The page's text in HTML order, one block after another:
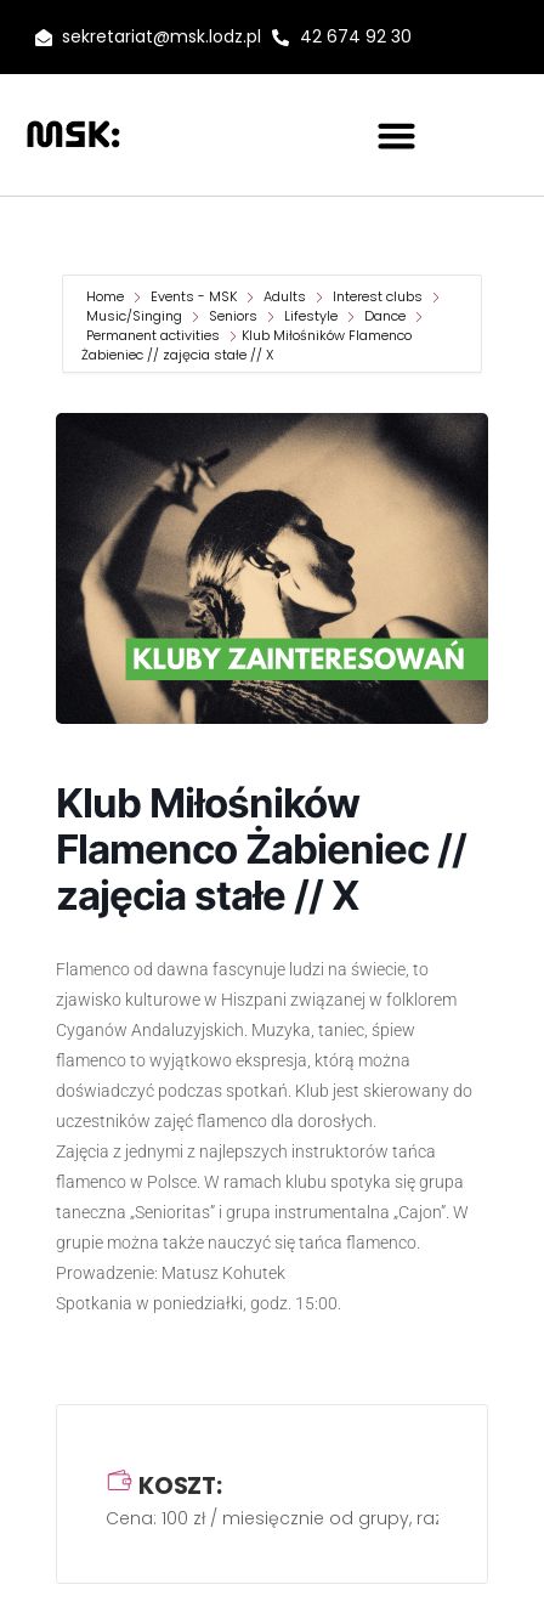
sekretariat@msk.lodz.pl 42 674 92 30
Home Events - MSK Adults
Interest clubs
Music/Singing
Seniors Lifestyle
Dance
Permanent activities
Klub Miłośników Flamenco
Żabieniec // zajęcia stałe // X
Klub Miłośników
Flamenco Żabieniec //
zajęcia stałe // X
Flamenco od dawna fascynuje ludzi na świecie, to
zjawisko kulturowe w Hiszpani związanej w folklorem
Cyganów Andaluzyjskich. Muzyka, taniec, śpiew
flamenco to wyjątkowo ekspresja, którą można
doświadczyć podczas spotkań. Klub jest skierowany do
uczestników zajęć flamenco dla dorosłych.
Zajęcia z jednymi z najlepszych instruktorów tańca
flamenco w Polsce. W ramach klubu spotyka się grupa
taneczna „Senioritas” i grupa instrumentalna „Cajon”. W
grupie można także nauczyć się tańca flamenco.
Prowadzenie: Matusz Kohutek
Spotkania w poniedziałki, godz. 15:00.
KOSZT:
Cena: 100 zł / miesięcznie od grupy, raz w